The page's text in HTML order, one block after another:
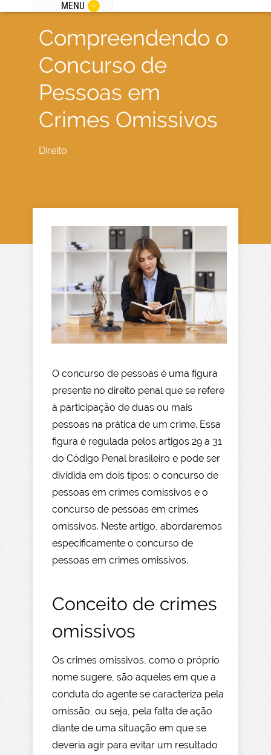
MENU
Compreendendo o
Concurso de
Pessoas em
Crimes Omissivos
Direito
O concurso de pessoas é uma figura
presente no direito penal que se refere
à participação de duas ou mais
pessoas na prática de um crime. Essa
figura é regulada pelos artigos 29 a 31
do Código Penal brasileiro e pode ser
dividida em dois tipos: o concurso de
pessoas em crimes comissivos e o
concurso de pessoas em crimes
omissivos. Neste artigo, abordaremos
especificamente o concurso de
pessoas em crimes omissivos.
Conceito de crimes
omissivos
Os crimes omissivos, como o próprio
nome sugere, são aqueles em que a
conduta do agente se caracteriza pela
omissão, ou seja, pela falta de ação
diante de uma situação em que se
deveria agir para evitar um resultado